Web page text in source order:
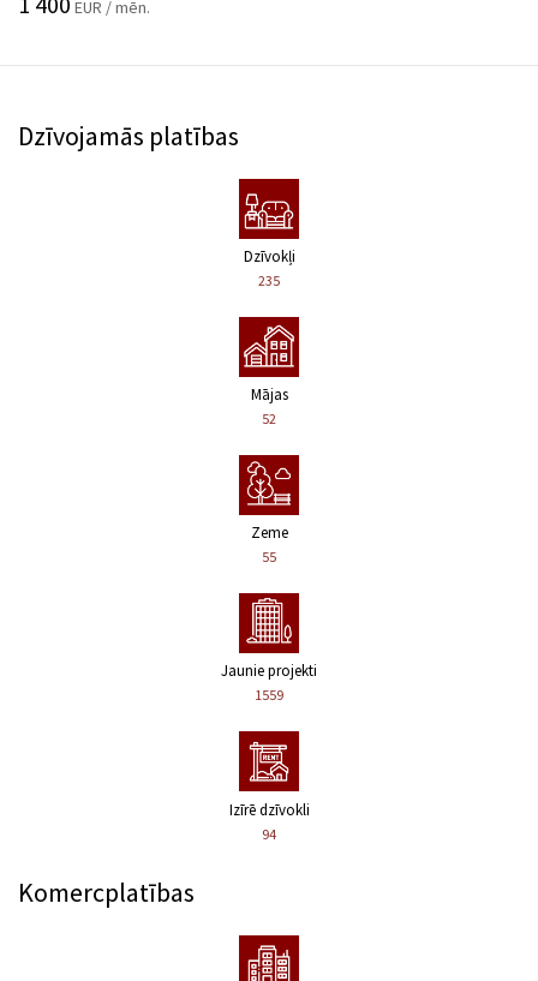
EUR / mēn.
Dzīvojamās platības
Dzīvokļi
235
Mājas
52
Zeme
55
Jaunie projekti
1559
Izīrē dzīvokli
94
Komercplatības